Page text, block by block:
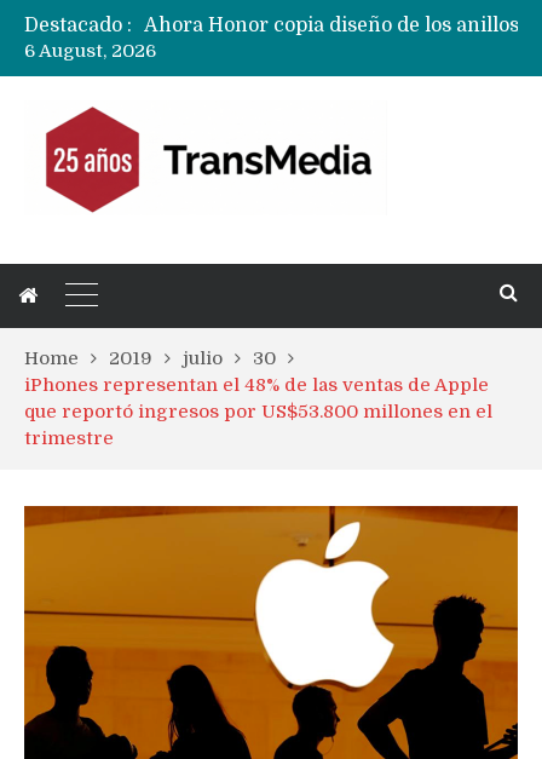
Destacado :
6 August, 2026
Home 2019 julio
30
iPhones representan el 48% de las ventas de Apple
que reportó ingresos por US$53.800 millones en el
trimestre